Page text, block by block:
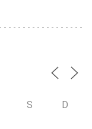
S D